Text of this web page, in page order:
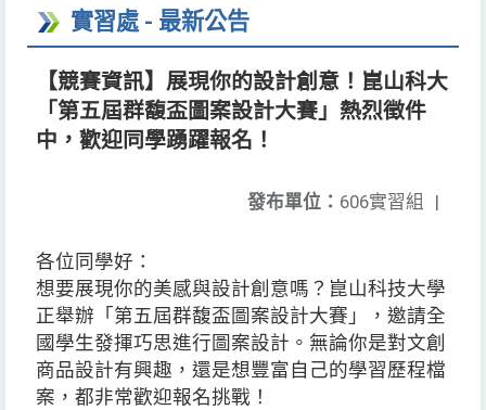
實習處 - 最新公告
【競賽資訊】展現你的設計創意！崑山科大
「第五屆群馥盃圖案設計大賽」熱烈徵件
中，歡迎同學踴躍報名！
發布單位： 606實習組 |
各位同學好：
想要展現你的美感與設計創意嗎？崑山科技大學
正舉辦「第五屆群馥盃圖案設計大賽」，邀請全
國學生發揮巧思進行圖案設計。無論你是對文創
商品設計有興趣，還是想豐富自己的學習歷程檔
案，都非常歡迎報名挑戰！